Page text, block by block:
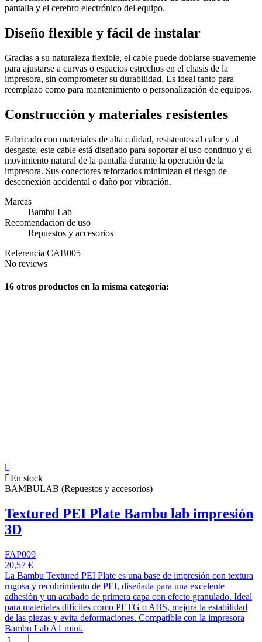
pantalla y el cerebro electrónico del equipo.
Diseño flexible y fácil de instalar
Gracias a su naturaleza flexible, el cable puede doblarse suavemente
para ajustarse a curvas o espacios estrechos en el chasis de la
impresora, sin comprometer su durabilidad. Es ideal tanto para
reemplazo como para mantenimiento o personalización de equipos.
Construcción y materiales resistentes
Fabricado con materiales de alta calidad, resistentes al calor y al
desgaste, este cable está diseñado para soportar el uso continuo y el
movimiento natural de la pantalla durante la operación de la
impresora. Sus conectores reforzados minimizan el riesgo de
desconexión accidental o daño por vibración.
Marcas
Bambu Lab
Recomendacion de uso
Repuestos y accesorios
Referencia CAB005
No reviews
16 otros productos en la misma categoría:
En stock
BAMBULAB (Repuestos y accesorios)
Textured PEI Plate Bambu lab impresión
3D
FAP009
20,57 €
La Bambu Textured PEI Plate es una base de impresión con textura
rugosa y recubrimiento de PEI, diseñada para una excelente
adhesión y un acabado de primera capa con efecto granulado. Ideal
para materiales difíciles como PETG o ABS, mejora la estabilidad
de las piezas y evita deformaciones. Compatible con la impresora
Bambu Lab A1 mini.